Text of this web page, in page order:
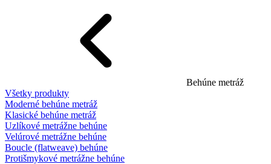
Behúne metráž
Všetky produkty
Moderné behúne metráž
Klasické behúne metráž
Uzlíkové metrážne behúne
Velúrové metrážne behúne
Boucle (flatweave) behúne
Protišmykové metrážne behúne